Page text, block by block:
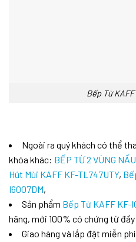
Bếp Từ
Ngoài ra quý khách có thể
khóa khác: BẾP TỪ 2 VÙNG
Hút Mùi KAFF KF-TL747UTY,
I6007DM,
Sản phẩm Bếp Từ KAFF KF-
hãng, mới 100% có chứng từ
Giao hàng và lắp đặt miễn